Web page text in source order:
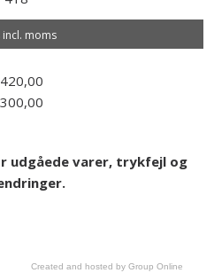
incl. moms
udgåede varer, trykfejl og
Created and hosted by Group Online